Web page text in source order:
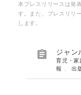
本プレスリリースは発
す。また、プレスリリ
します。
 ジャン
育児・家
報
、出